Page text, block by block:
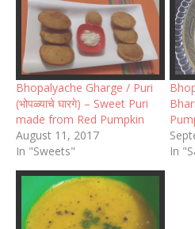
Bhopalyache Gharge / Puri
(भोपळ्याचे घारगे) – Sweet Puri
made from Red Pumpkin
August 11, 2017
In "Sweets"
In